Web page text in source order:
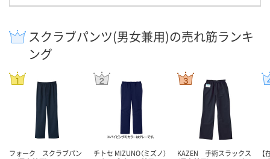
スクラブパンツ(男女兼用)の売れ筋ランキ
ング
フォーク スクラブパン
チトセ MIZUNO（ミズノ）
KAZEN 手術スラックス